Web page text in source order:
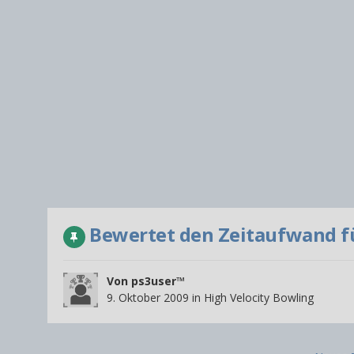
Bewertet den Zeitaufwand
Von ps3user™
9. Oktober 2009 in High Velocity Bowling